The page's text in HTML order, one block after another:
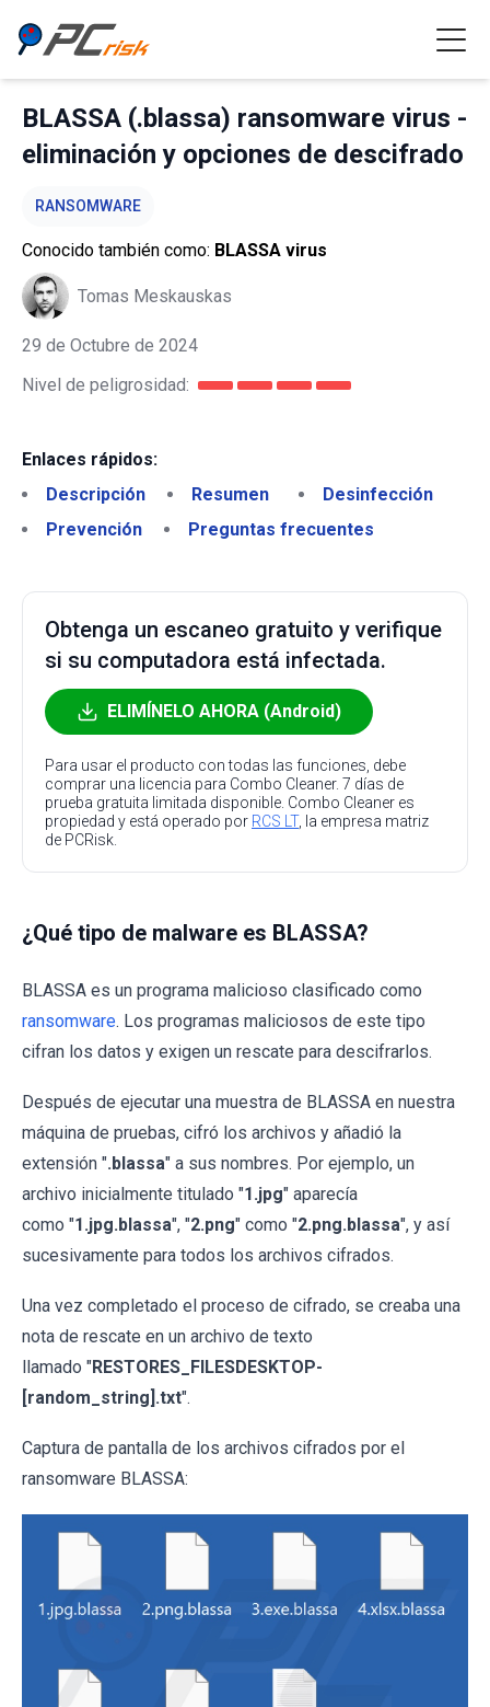
BLASSA (.blassa) ransomware virus -
eliminación y opciones de descifrado
RANSOMWARE
Conocido también como: BLASSA virus
Tomas Meskauskas
29 de Octubre de 2024
Nivel de peligrosidad:
Enlaces rápidos:
Descripción
Resumen
Desinfección
Prevención
Preguntas frecuentes
Obtenga un escaneo gratuito y verifique
si su computadora está infectada.
ELIMÍNELO AHORA (Android)
Para usar el producto con todas las funciones, debe
comprar una licencia para Combo Cleaner. 7 días de
prueba gratuita limitada disponible. Combo Cleaner es
propiedad y está operado por RCS LT, la empresa matriz
de PCRisk.
¿Qué tipo de malware es BLASSA?
BLASSA es un programa malicioso clasificado como
ransomware. Los programas maliciosos de este tipo
cifran los datos y exigen un rescate para descifrarlos.
Después de ejecutar una muestra de BLASSA en nuestra
máquina de pruebas, cifró los archivos y añadió la
extensión ".blassa" a sus nombres. Por ejemplo, un
archivo inicialmente titulado "1.jpg" aparecía
como "1.jpg.blassa", "2.png" como "2.png.blassa", y así
sucesivamente para todos los archivos cifrados.
Una vez completado el proceso de cifrado, se creaba una
nota de rescate en un archivo de texto
llamado "RESTORES_FILESDESKTOP-
[random_string].txt".
Captura de pantalla de los archivos cifrados por el
ransomware BLASSA: